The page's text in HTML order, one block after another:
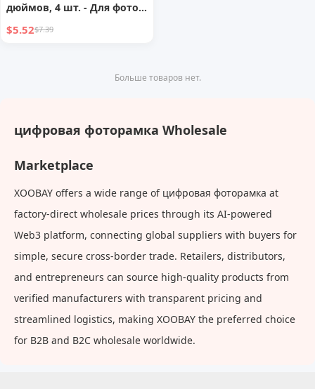
дюймов, 4 шт. - Для фото
5x7 с паспарту или 8x10
$5.52$7.39
Больше товаров нет.
цифровая фоторамка Wholesale
Marketplace
XOOBAY offers a wide range of цифровая фоторамка at
factory-direct wholesale prices through its AI-powered
Web3 platform, connecting global suppliers with buyers for
simple, secure cross-border trade. Retailers, distributors,
and entrepreneurs can source high-quality products from
verified manufacturers with transparent pricing and
streamlined logistics, making XOOBAY the preferred choice
for B2B and B2C wholesale worldwide.